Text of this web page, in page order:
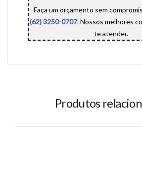
Faça um orçamento sem
(62) 3250-0707. Nossos melhores
te atender.
Produtos